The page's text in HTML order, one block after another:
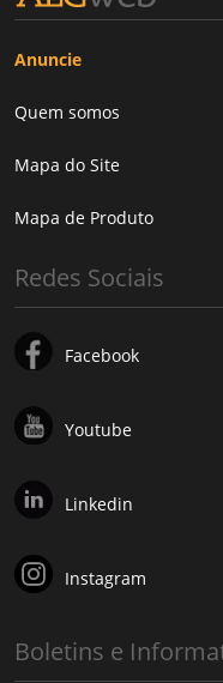
Anuncie
Quem somos
Mapa do Site
Mapa de Produto
Redes Sociais
Facebook
Youtube
Linkedin
Instagram
Boletins e